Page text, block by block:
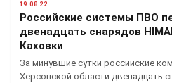
19.08.22
Российские системы ПВО
двенадцать снарядов
Каховки
За минувшие сутки российские
Херсонской области двенадцать